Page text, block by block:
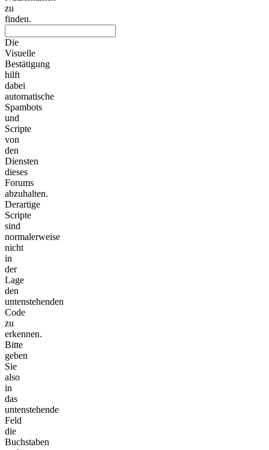
zu
finden.
Die
Visuelle
Bestätigung
hilft
dabei
automatische
Spambots
und
Scripte
von
den
Diensten
dieses
Forums
abzuhalten.
Derartige
Scripte
sind
normalerweise
nicht
in
der
Lage
den
untenstehenden
Code
zu
erkennen.
Bitte
geben
Sie
also
in
das
untenstehende
Feld
die
Buchstaben